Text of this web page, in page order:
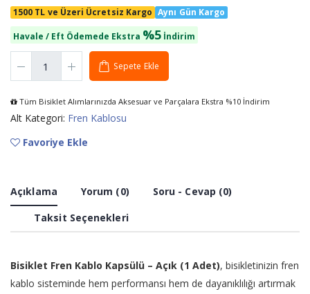
1500 TL ve Üzeri Ücretsiz Kargo Aynı Gün Kargo
Havale / Eft Ödemede Ekstra %5 İndirim
Sepete Ekle
Tüm Bisiklet Alımlarınızda Aksesuar ve Parçalara Ekstra %10 İndirim
Alt Kategori: Fren Kablosu
Favoriye Ekle
Açıklama Yorum (0)
Soru - Cevap (0)
Taksit Seçenekleri
Bisiklet Fren Kablo Kapsülü – Açık (1 Adet), bisikletinizin fren
kablo sisteminde hem performansı hem de dayanıklılığı artırmak